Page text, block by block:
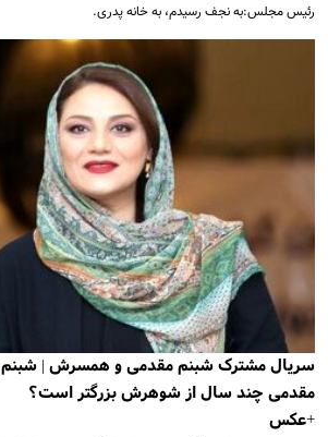
رئیس مجلس:به نجف رسیدم، به خانه پدری.
سریال مشترک شبنم مقدمی و همسرش | شبنم
مقدمی چند سال از شوهرش بزرگتر است؟
+عکس